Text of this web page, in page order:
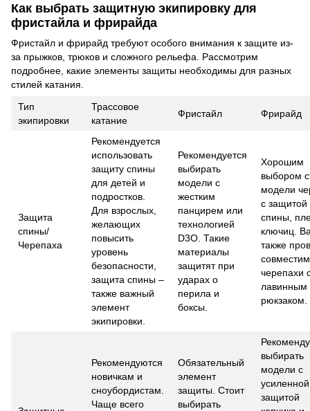
Как выбрать защитную экипировку для
фристайла и фрирайда
Фристайл и фрирайд требуют особого внимания к защите из-
за прыжков, трюков и сложного рельефа. Рассмотрим
подробнее, какие элементы защиты необходимы для разных
стилей катания.
Тип
экипировки
Трассовое
катание
Фристайл Фрирайд
Защита
спины/
Черепаха
Рекомендуется
использовать
защиту спины
для детей и
подростков.
Для взрослых,
желающих
повысить
уровень
безопасности,
защита спины –
также важный
элемент
экипировки.
Рекомендуется
выбирать
модели с
жестким
панцирем или
технологией
D3O. Такие
материалы
защитят при
ударах о
перила и
боксы.
Хорошим
выбором
модели
с защитой
спины,
ключиц.
также
черепахи
лавинным
рюкзаком.
Рекомендуются
новичкам и
сноубордистам.
Чаще всего
Обязательный
элемент
защиты. Стоит
выбирать
выбирать
модели с
усиленной
защитой